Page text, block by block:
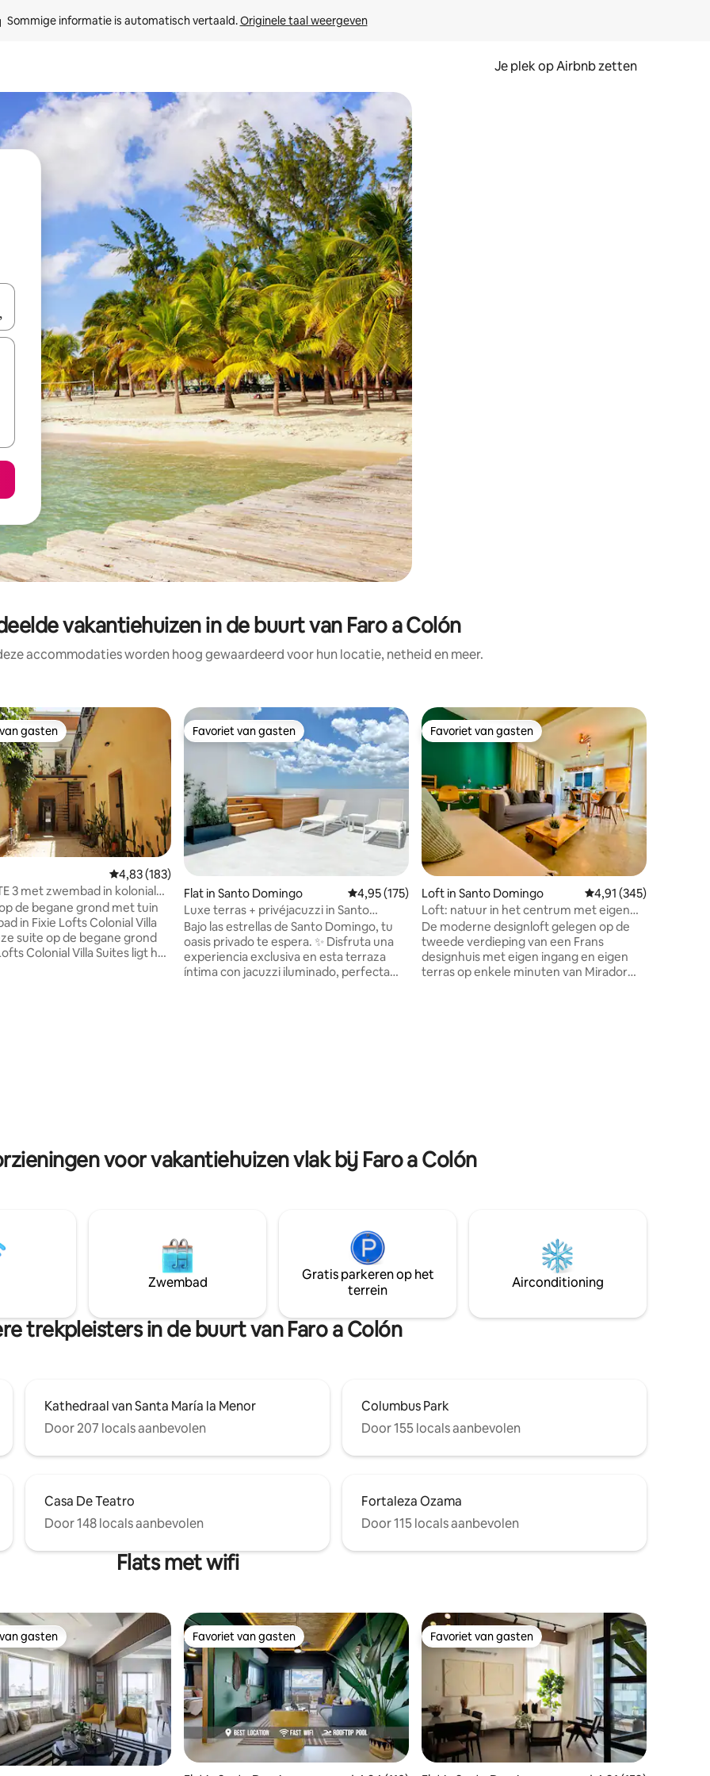
Sommige informatie is automatisch vertaald. Originele taal weergeven
Je plek op Airbnb zetten
keuze met je de pijltjestoetsen omhoog en omlaag, óf door te tikken of swipen.
vakantiehuizen in de buurt van Faro a Colón
accommodaties worden hoog gewaardeerd voor hun locatie, netheid en meer.
4,82 op 5, 178 recensies
gasten
gasten
Gemiddelde beoordeling van 4,83 op 5, 183 recensies
4,83 (183)
3 met zwembad in koloniale
de begane grond met tuin
in Fixie Lofts Colonial Villa
Colonial Villa Suites ligt het
Favoriet van gasten
Favoriet van gasten
Flat in Santo Domingo Gemiddelde beoordeling van 4,95 op 5, 175 recensies
4,95 (175)
Luxe terras + privéjacuzzi in Santo
Domingo
Bajo las estrellas de Santo Domingo, tu
oasis privado te espera. ✨ Disfruta una
experiencia exclusiva en esta terraza
íntima con jacuzzi iluminado, perfecta
Favoriet van gasten
Favoriet van gasten
Loft in Santo Domingo Gemiddelde
4,91 (345)
Loft: natuur in het centrum met eigen
terras
De moderne designloft gelegen op de
tweede verdieping van een Frans
designhuis met eigen ingang en eigen
terras op enkele minuten van Mirador
voor vakantiehuizen vlak bij Faro a Colón
Zwembad
Gratis parkeren op het
terrein
Airconditioning
trekpleisters in de buurt van Faro a Colón
Kathedraal van Santa María la Menor
Door 207 locals aanbevolen
Columbus Park
Door 155 locals aanbevolen
Casa De Teatro
Door 148 locals aanbevolen
Fortaleza Ozama
Door 115 locals aanbevolen
Flats met wifi
gasten
gasten Favoriet van gasten
Favoriet van gasten Favoriet van gasten
Favoriet van gasten